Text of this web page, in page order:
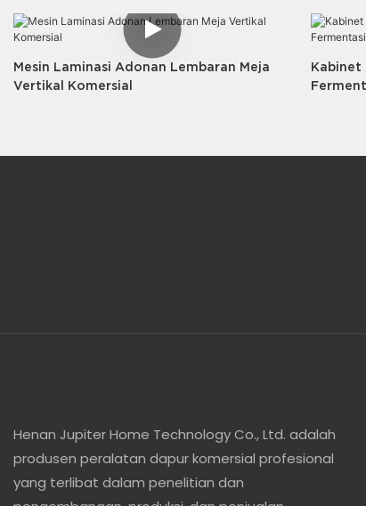
Mesin Laminasi Adonan Lembaran Meja
Vertikal Komersial
Kabinet
Henan Jupiter Home Technology Co., Ltd. adalah
produsen peralatan dapur komersial profesional
yang terlibat dalam penelitian dan